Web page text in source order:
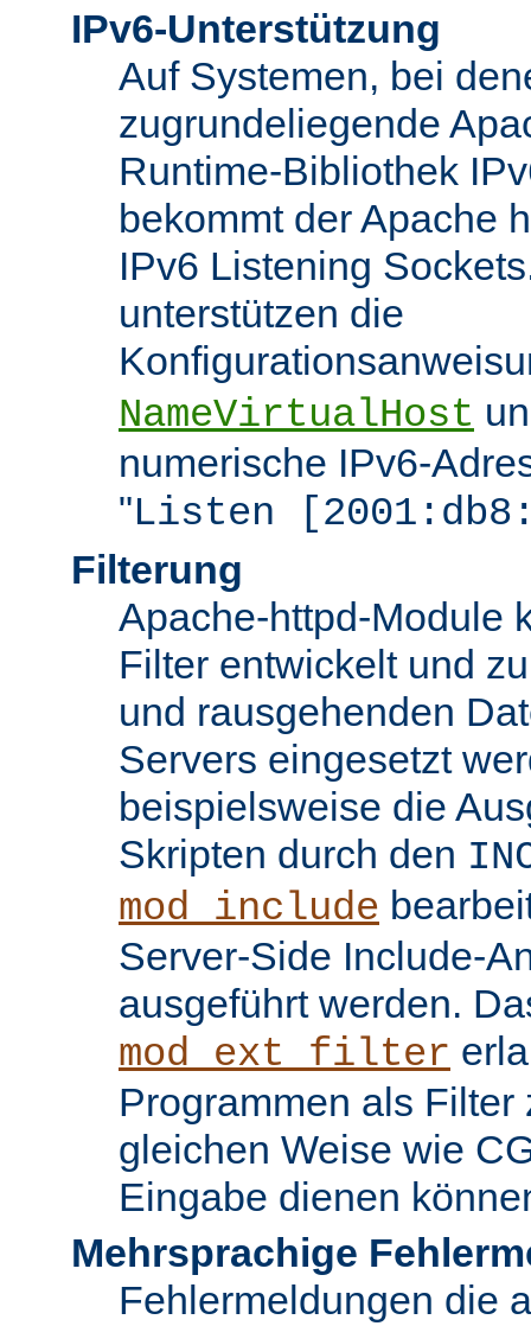
IPv6-Unterstützung
Auf Systemen, bei
zugrundeliegende
Runtime-Bibliothek
bekommt der Apache
IPv6 Listening
unterstützen die
NameVirtualHost
numerische IPv6-
"Listen
Filterung
Apache-httpd-Module
Filter entwickelt und
und rausgehenden
Servers eingesetzt
beispielsweise die
Skripten durch den
mod_include
Server-Side Include-
ausgeführt werden.
mod_ext_filter
Programmen als Filter
gleichen Weise wie
Eingabe dienen
Mehrsprachige
Fehlermeldungen die